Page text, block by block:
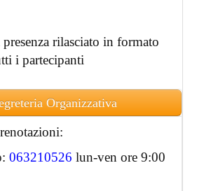
rilasciato in formato
i partecipanti
Organizzativa
063210526 lun-ven ore 9:00